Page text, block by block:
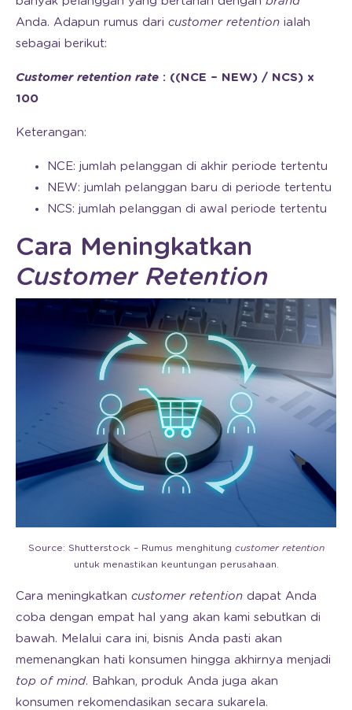
Anda. Adapun rumus dari customer retention ialah
sebagai berikut:
Customer retention rate : ((NCE – NEW) / NCS) x
100
Keterangan:
NCE: jumlah pelanggan di akhir periode tertentu
NEW: jumlah pelanggan baru di periode tertentu
NCS: jumlah pelanggan di awal periode tertentu
Cara Meningkatkan
Customer Retention
Source: Shutterstock – Rumus menghitung customer retention
untuk menastikan keuntungan perusahaan.
Cara meningkatkan customer retention dapat Anda
coba dengan empat hal yang akan kami sebutkan di
bawah. Melalui cara ini, bisnis Anda pasti akan
memenangkan hati konsumen hingga akhirnya menjadi
top of mind. Bahkan, produk Anda juga akan
konsumen rekomendasikan secara sukarela.